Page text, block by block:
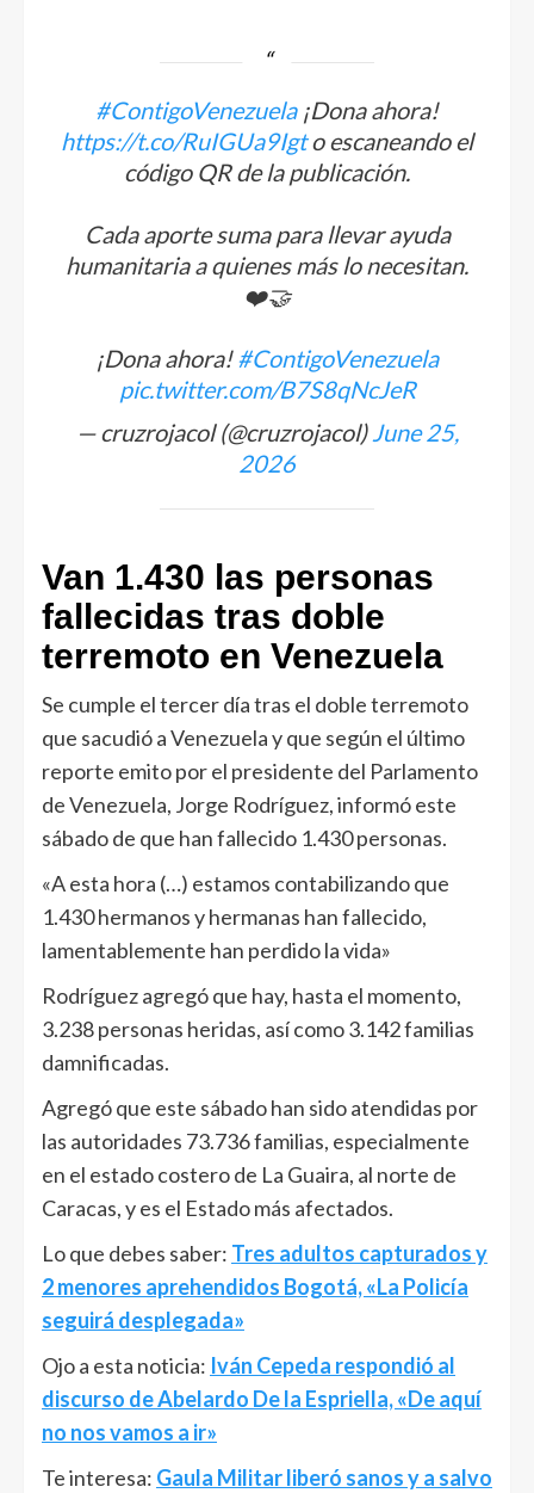
#ContigoVenezuela¡Dona ahora!
https://t.co/RuIGUa9Igto escaneando el
código QR de la publicación.
Cada aporte suma para llevar ayuda
humanitaria a quienes más lo necesitan.
❤️🤝
¡Dona ahora!#ContigoVenezuela
pic.twitter.com/B7S8qNcJeR
— cruzrojacol (@cruzrojacol) June 25,
2026
Van 1.430 las personas
fallecidas tras doble
terremoto en Venezuela
Se cumple el tercer día tras el doble terremoto
que sacudió a Venezuela y que según el último
reporte emito por el presidente del Parlamento
de Venezuela, Jorge Rodríguez, informó este
sábado de que han fallecido 1.430 personas.
«A esta hora (…) estamos contabilizando que
1.430 hermanos y hermanas han fallecido,
lamentablemente han perdido la vida»
Rodríguez agregó que hay, hasta el momento,
3.238 personas heridas, así como 3.142 familias
damnificadas.
Agregó que este sábado han sido atendidas por
las autoridades 73.736 familias, especialmente
en el estado costero de La Guaira, al norte de
Caracas, y es el Estado más afectados.
Lo que debes saber: Tres adultos capturados y
2 menores aprehendidos Bogotá, «La Policía
seguirá desplegada»
Ojo a esta noticia: Iván Cepeda respondió al
discurso de Abelardo De la Espriella, «De aquí
no nos vamos a ir»
Te interesa: Gaula Militar liberó sanos y a salvo